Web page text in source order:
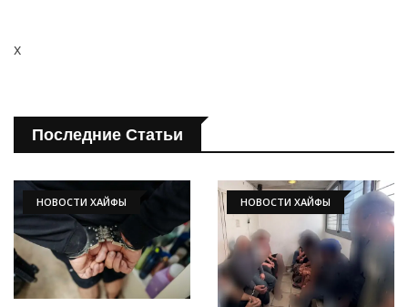
Искать
x
Последние Статьи
НОВОСТИ ХАЙФЫ НОВОСТИ ХАЙФЫ